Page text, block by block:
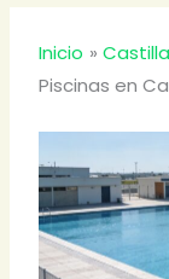
Inicio
Piscinas en